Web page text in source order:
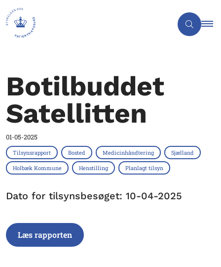
Botilbuddet
Satellitten
01-05-2025
Tilsynsrapport Bosted Medicinhåndtering Sjælland
Holbæk Kommune Henstilling Planlagt tilsyn
Dato for tilsynsbesøget: 10-04-2025
Læs rapporten